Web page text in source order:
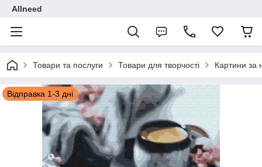
Allneed
Товари та послуги Товари для творчості Картини за
Відправка 1-3 дні